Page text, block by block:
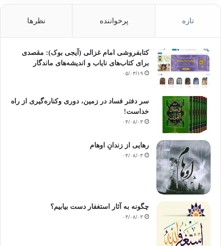
تازه پرخواننده نظرها
کتابفروشی امام غزالی (آیجی بوک): مقصدی
برای کتاب‌های نایاب و اندیشه‌های ماندگار
۰۵/۰۳/۱۹
سر دفتر فساد در زمین‌، دوری وکناره‌گیری از راه
خداست‌!
۰۴/۰۸/۰۳
رهایی از زندانِ اوهام
۰۴/۰۸/۰۳
چگونه به آثار استغفار دست بیابیم؟
۰۴/۰۸/۰۳